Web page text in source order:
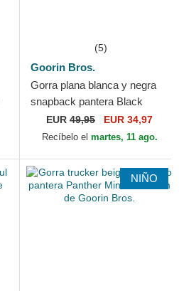
(5)
Goorin Bros.
Gorra plana blanca y negra
snapback pantera Black
Panther Stealth Explorer The
Farm Flats de...
EUR 49,95 EUR 34,97
Recíbelo el martes, 11 ago.
NIÑO